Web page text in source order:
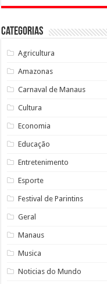
Categorias
Agricultura
Amazonas
Carnaval de Manaus
Cultura
Economia
Educação
Entretenimento
Esporte
Festival de Parintins
Geral
Manaus
Musica
Noticias do Mundo